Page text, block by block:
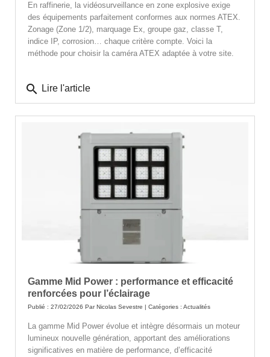
En raffinerie, la vidéosurveillance en zone explosive exige
des équipements parfaitement conformes aux normes ATEX.
Zonage (Zone 1/2), marquage Ex, groupe gaz, classe T,
indice IP, corrosion… chaque critère compte. Voici la
méthode pour choisir la caméra ATEX adaptée à votre site.
search Lire l'article
Gamme Mid Power : performance et efficacité
renforcées pour l’éclairage
Publié : 27/02/2026 ParNicolas Sevestre | Catégories : Actualités
La gamme Mid Power évolue et intègre désormais un moteur
lumineux nouvelle génération, apportant des améliorations
significatives en matière de performance, d’efficacité